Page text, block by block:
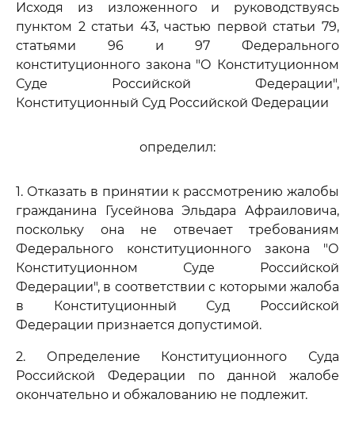
Исходя из изложенного и руководствуясь
пунктом 2 статьи 43, частью первой статьи 79,
статьями 96 и 97 Федерального
конституционного закона "О Конституционном
Суде Российской Федерации",
Конституционный Суд Российской Федерации
определил:
1. Отказать в принятии к рассмотрению жалобы
гражданина Гусейнова Эльдара Афраиловича,
поскольку она не отвечает требованиям
Федерального конституционного закона "О
Конституционном Суде Российской
Федерации", в соответствии с которыми жалоба
в Конституционный Суд Российской
Федерации признается допустимой.
2. Определение Конституционного Суда
Российской Федерации по данной жалобе
окончательно и обжалованию не подлежит.